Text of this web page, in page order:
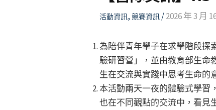
活動資訊, 競賽資訊/2026 年 3 月
為陪伴青年學子在求學階段探
驗研習營」，並由教育部生命
生在交流與實踐中思考生命的
本活動兩天一夜的體驗式學習
也在不同觀點的交流中，看見